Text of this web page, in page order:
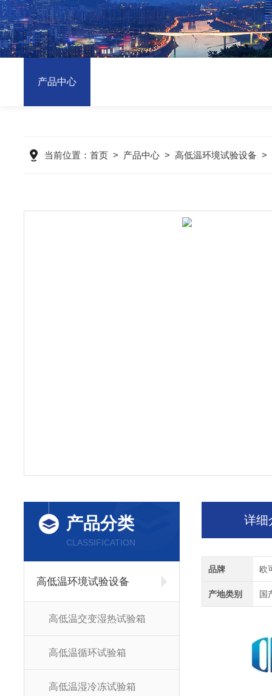
产品中心
当前位置： 首页 > 产品中心 > 高低温环境试验设备 >
产品分类
CLASSIFICATION
高低温环境试验设备
高低温交变湿热试验箱
高低温循环试验箱
高低温湿冷冻试验箱
详细
品牌 欧
产地类别 国